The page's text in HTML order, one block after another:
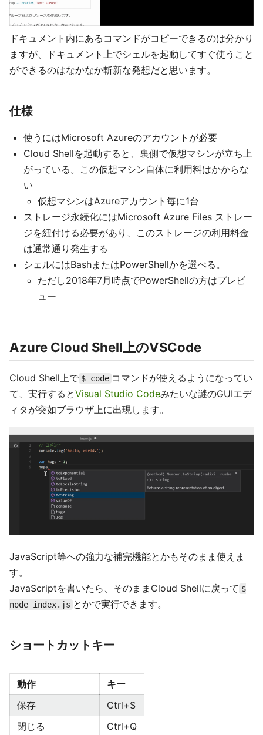
ドキュメント内にあるコマンドがコピーできるのは分かり
ますが、ドキュメント上でシェルを起動してすぐ使うこと
ができるのはなかなか斬新な発想だと思います。
仕様
使うにはMicrosoft Azureのアカウントが必要
Cloud Shellを起動すると、裏側で仮想マシンが立ち上
がっている。この仮想マシン自体に利用料はかからな
い
仮想マシンはAzureアカウント毎に1台
ストレージ永続化にはMicrosoft Azure Files ストレー
ジを紐付ける必要があり、このストレージの利用料金
は通常通り発生する
シェルにはBashまたはPowerShellかを選べる。
ただし2018年7月時点でPowerShellの方はプレビ
ュー
Azure Cloud Shell上のVSCode
Cloud Shell上で $ code コマンドが使えるようになってい
て、実行するとVisual Studio Codeみたいな謎のGUIエデ
ィタが突如ブラウザ上に出現します。
JavaScript等への強力な補完機能とかもそのまま使えま
す。
JavaScriptを書いたら、そのままCloud Shellに戻って $
node index.js とかで実行できます。
ショートカットキー
動作
キー
保存
Ctrl+S
閉じる
Ctrl+Q